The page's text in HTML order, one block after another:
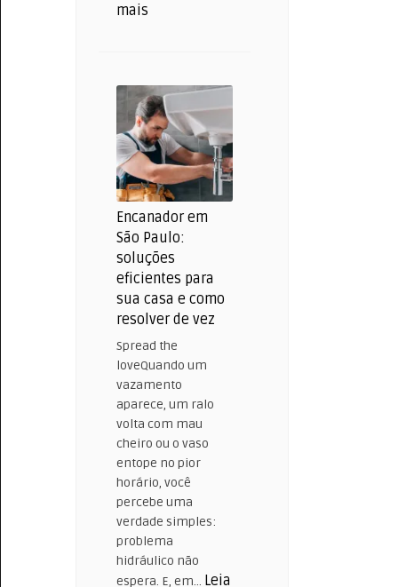
mais
um
Encanador?
Encanador em
São Paulo:
soluções
eficientes para
sua casa e como
resolver de vez
Spread the
loveQuando um
vazamento
aparece, um ralo
volta com mau
cheiro ou o vaso
entope no pior
horário, você
percebe uma
verdade simples:
problema
hidráulico não
espera. E, em… Leia